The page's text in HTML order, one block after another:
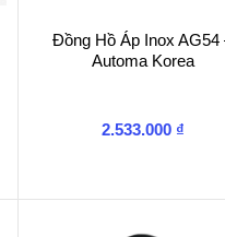
Đồng Hồ Áp Inox AG54
Automa Korea
2.533.000 ₫